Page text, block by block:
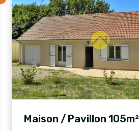
Maison / Pavillon 105m²